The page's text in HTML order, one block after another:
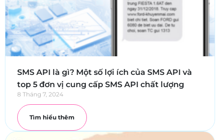
SMS API là gì? Một số lợi ích của SMS API và
top 5 đơn vị cung cấp SMS API chất lượng
8 Tháng 7, 2024
Tìm hiểu thêm